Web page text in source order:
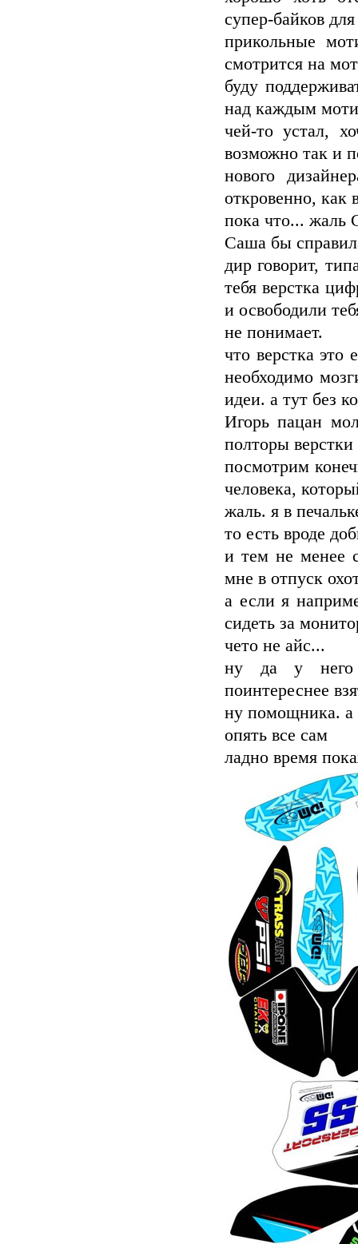
супер-байков
прикольные
смотрится на
буду
над каждым
чей-то устал,
возможно так и
нового
откровенно, как
пока что... жаль
Саша бы
дир говорит,
тебя верстка
и освободили
не понимает.
что верстка это
необходимо
идеи. а тут без
Игорь пацан
полторы
посмотрим
человека,
жаль. я в
то есть вроде
и тем не менее
мне в отпуск
а если я
сидеть за
чето не айс...
ну да у него
поинтереснее
ну помощника. а
опять все сам
ладно время